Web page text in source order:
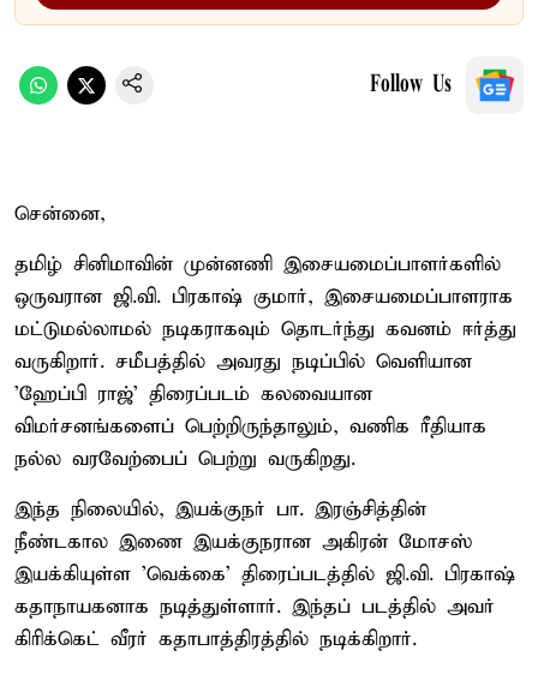
Follow Us
சென்னை,
தமிழ் சினிமாவின் முன்னணி இசையமைப்பாளர்களில்
ஒருவரான ஜி.வி. பிரகாஷ் குமார், இசையமைப்பாளராக
மட்டுமல்லாமல் நடிகராகவும் தொடர்ந்து கவனம் ஈர்த்து
வருகிறார். சமீபத்தில் அவரது நடிப்பில் வெளியான
'ஹேப்பி ராஜ்' திரைப்படம் கலவையான
விமர்சனங்களைப் பெற்றிருந்தாலும், வணிக ரீதியாக
நல்ல வரவேற்பைப் பெற்று வருகிறது.
இந்த நிலையில், இயக்குநர் பா. இரஞ்சித்தின்
நீண்டகால இணை இயக்குநரான அகிரன் மோசஸ்
இயக்கியுள்ள 'வெக்கை' திரைப்படத்தில் ஜி.வி. பிரகாஷ்
கதாநாயகனாக நடித்துள்ளார். இந்தப் படத்தில் அவர்
கிரிக்கெட் வீரர் கதாபாத்திரத்தில் நடிக்கிறார்.